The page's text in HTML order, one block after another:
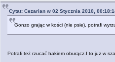
Cytat: Cezarian w 02 Stycznia 2010,
Gonzo grając w kości (nie psie), potrafi
Potrafi też rzucać hakiem oburącz.I to już w